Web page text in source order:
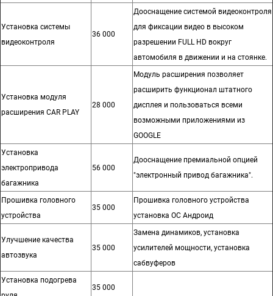
Установка системы
видеоконтроля
36 000
Дооснащение системой видеоконтроля
для фиксации видео в высоком
разрешении FULL HD вокруг
автомобиля в движении и на стоянке.
Установка модуля
расширения CAR PLAY
28 000
Модуль расширения позволяет
расширить функционал штатного
дисплея и пользоваться всеми
возможными приложениями из
GOOGLE
Установка
электропривода
багажника
56 000
Дооснащение премиальной опцией
"электронный привод багажника".
Прошивка головного
устройства
35 000
Прошивка головного устройства
установка ОС Андроид
Улучшение качества
автозвука
35 000
Замена динамиков, установка
усилителей мощности, установка
сабвуферов
Установка подогрева
35 000